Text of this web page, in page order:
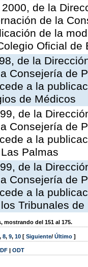
de la
de la
de la
Oficial
de la
Consejería de
a la
de Médicos
de la
Consejería de
a la
Palmas
de la
Consejería de
a la
Tribunales
mostrando del 151 al 175.
, 8, 9, 10 [ Siguiente/ Último ]
| ODT